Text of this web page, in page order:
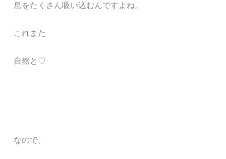
息をたくさん吸い込むんですよね。
これまた
自然と♡
なので、